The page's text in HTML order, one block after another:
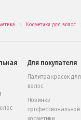
Косметика для волос
Для покупателя
Палитра красок для
волос
Новинки
профессиональной
косметики